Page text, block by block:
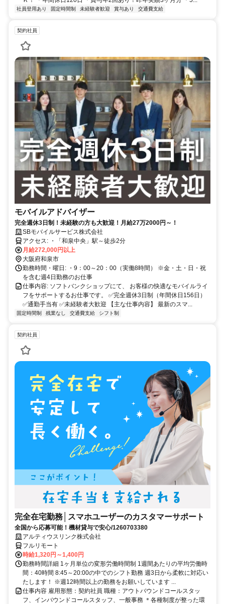
社員登用あり 固定時間制 未経験者歓迎 賞与あり 交通費支給
契約社員
モバイルアドバイザー
完全週休3日制！未経験の方も大歓迎！月給27万2000円～！
SBモバイルサービス株式会社
アクセス: ・「和泉中央」駅～徒歩2分
月給272,000円以上
大阪府和泉市
勤務時間・曜日: ・9：00～20：00（実働8時間） ※金・土・日・祝
を含む週4日勤務のお仕事
仕事内容: ソフトバンクショップにて、 お客様の快適なモバイルライ
フをサポートするお仕事です。 ✅完全週休3日制（年間休日156日）
✅通勤手当有 ✅未経験者大歓迎 【主な仕事内容】 最新のスマ...
固定時間制 残業なし 交通費支給 シフト制
契約社員
完全在宅勤務│スマホユーザーのカスタマーサポート
全国から応募可能！機材貸与で安心/1260703380
アルティウスリンク株式会社
フルリモート
時給1,320円～1,400円
勤務時間詳細 1ヶ月単位の変形労働時間制 1週間あたりの平均労働時
間：40時間 8:45～20:00の中でのシフト勤務 週3日から柔軟に対応い
たします！ ※週12時間以上の勤務をお願いしています ...
仕事内容 雇用形態：契約社員 職種：アウトバウンドコールスタッ
フ、インバウンドコールスタッフ、一般事務 ＊各種制度が整った環